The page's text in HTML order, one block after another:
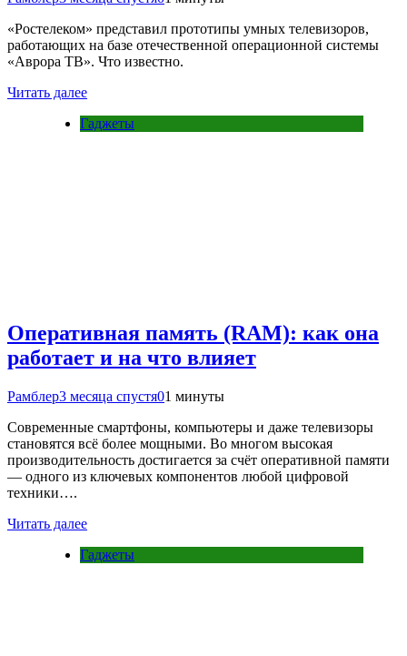
«Ростелеком» представил прототипы умных телевизоров,
работающих на базе отечественной операционной системы
«Аврора ТВ». Что известно.
Читать далее
Гаджеты
Оперативная память (RAM): как она
работает и на что влияет
Рамблер3 месяца спустя01 минуты
Современные смартфоны, компьютеры и даже телевизоры
становятся всё более мощными. Во многом высокая
производительность достигается за счёт оперативной памяти
— одного из ключевых компонентов любой цифровой
техники….
Читать далее
Гаджеты